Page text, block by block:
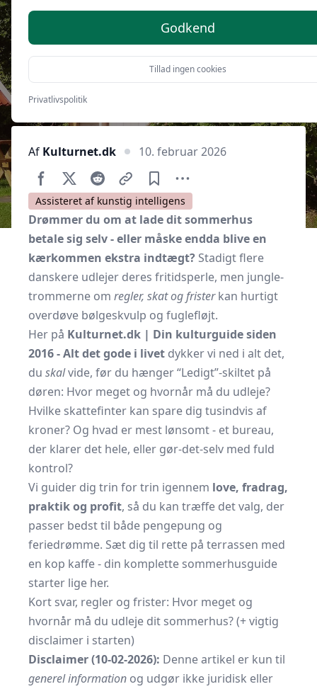
sommerhus? Guide til regler, skat
og hvordan du tjener mest
Af Kulturnet.dk 10. februar 2026
Assisteret af kunstig intelligens
Drømmer du om at lade dit sommerhus
betale sig selv - eller måske endda blive en
kærkommen ekstra indtægt? Stadigt flere
danskere udlejer deres fritidsperle, men jungle­
trommerne om regler, skat og fristerkan hurtigt
overdøve bølgeskvulp og fuglefløjt.
Her på Kulturnet.dk | Din kulturguide siden
2016 - Alt det gode i livet dykker vi ned i alt det,
du skalvide, før du hænger “Ledigt”-skiltet på
døren: Hvor meget og hvornår må du udleje?
Hvilke skatte­finter kan spare dig tusindvis af
kroner? Og hvad er mest lønsomt - et bureau,
der klarer det hele, eller gør-det-selv med fuld
kontrol?
Vi guider dig trin for trin igennem love, fradrag,
praktik og profit, så du kan træffe det valg, der
passer bedst til både penge­pung og
feriedrømme. Sæt dig til rette på terrassen med
en kop kaffe - din komplette sommerhus­guide
starter lige her.
Kort svar, regler og frister: Hvor meget og
hvornår må du udleje dit sommerhus? (+ vigtig
disclaimer i starten)
Disclaimer (10-02-2026): Denne artikel er kun til
generel information og udgør ikke juridisk eller
Godkend
Tillad ingen cookies
Privatlivspolitik